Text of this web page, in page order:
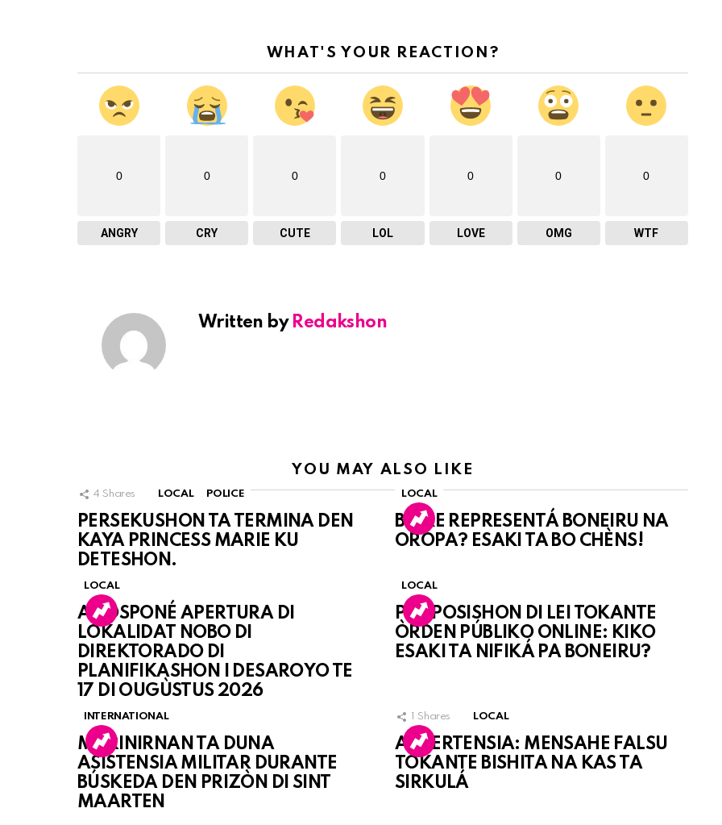
WHAT'S YOUR REACTION?
0
ANGRY
0
CRY
0
CUTE
0
LOL
0
LOVE
0
OMG
0
WTF
Written by Redakshon
YOU MAY ALSO LIKE
4 Shares LOCAL POLICE
PERSEKUSHON TA TERMINA DEN
KAYA PRINCESS MARIE KU
DETESHON.
LOCAL
BO KE REPRESENTÁ BONEIRU NA
OROPA? ESAKI TA BO CHÈNS!
LOCAL
A POSPONÉ APERTURA DI
LOKALIDAT NOBO DI
DIREKTORADO DI
PLANIFIKASHON I DESAROYO TE
17 DI OUGÙSTUS 2026
LOCAL
PROPOSISHON DI LEI TOKANTE
ÒRDEN PÚBLIKO ONLINE: KIKO
ESAKI TA NIFIKÁ PA BONEIRU?
INTERNATIONAL
MARINIRNAN TA DUNA
ASISTENSIA MILITAR DURANTE
BÚSKEDA DEN PRIZÒN DI SINT
MAARTEN
Shares LOCAL
ATVERTENSIA: MENSAHE FALSU
TOKANTE BISHITA NA KAS TA
SIRKULÁ